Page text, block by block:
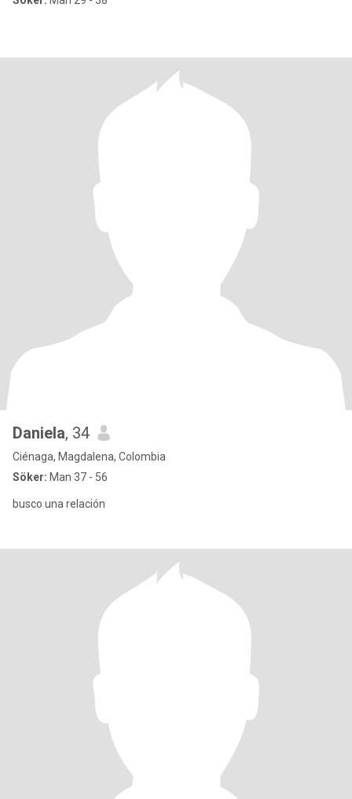
Daniela, 34
Ciénaga, Magdalena, Colombia
Söker: Man 37 - 56
busco una relación